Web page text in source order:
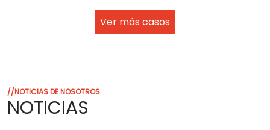
Ver más casos
//NOTICIAS DE NOSOTROS
NOTICIAS